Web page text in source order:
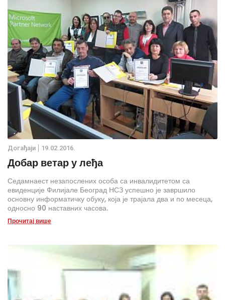
Дoгађаjи 19.02.2016.
Добар ветар у леђа
Седамнаест незапослених особа са инвалидитетом са
евиденције Филијале Београд НСЗ успешно је завршило
основну информатичку обуку, која је трајала два и по месеца,
односно 90 наставних часова.
Прочитај више